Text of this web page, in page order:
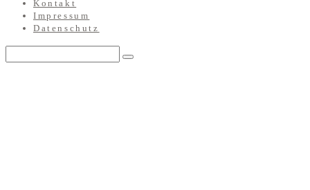
Kontakt
Impressum
Datenschutz